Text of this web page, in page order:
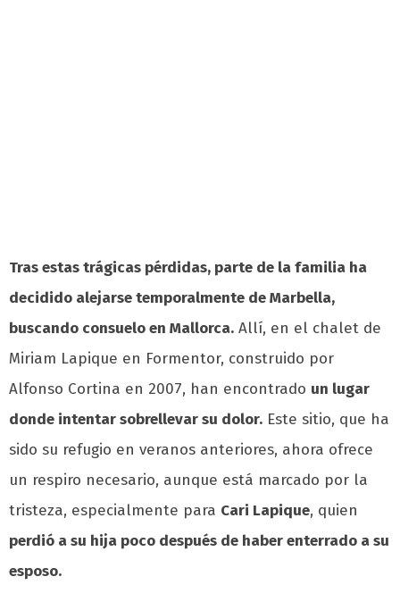
Tras estas trágicas pérdidas, parte de la familia ha
decidido alejarse temporalmente de Marbella,
buscando consuelo en Mallorca. Allí, en el chalet de
Miriam Lapique en Formentor, construido por
Alfonso Cortina en 2007, han encontrado un lugar
donde intentar sobrellevar su dolor. Este sitio, que ha
sido su refugio en veranos anteriores, ahora ofrece
un respiro necesario, aunque está marcado por la
tristeza, especialmente para Cari Lapique, quien
perdió a su hija poco después de haber enterrado a su
esposo.